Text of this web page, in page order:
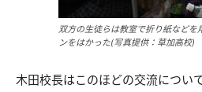
双方の生徒らは教室で折り紙などを
ンをはかった(写真提供：草加高校)
木田校長はこのほどの交流につい